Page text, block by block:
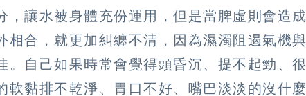
，讓水被身體充份運用，但是當脾虛則會造成
相合，就更加糾纏不清，因為濕濁阻遏氣機與
。自己如果時常會覺得頭昏沉、提不起勁、很
軟黏排不乾淨、胃口不好、嘴巴淡淡的沒什麼